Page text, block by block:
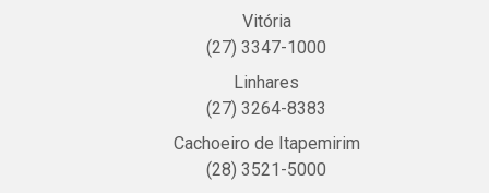
Vitória
(27) 3347-1000
Linhares
(27) 3264-8383
Cachoeiro de Itapemirim
(28) 3521-5000